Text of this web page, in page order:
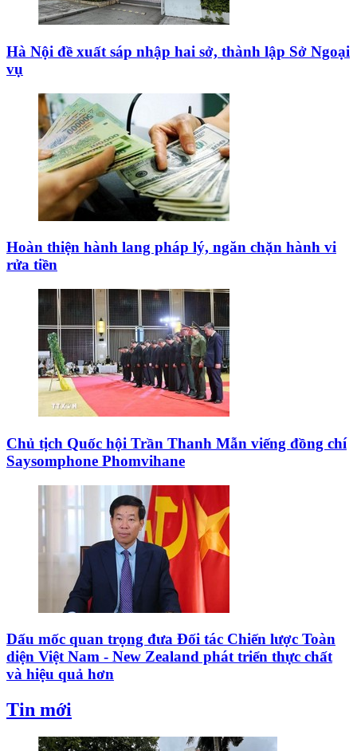
Hà Nội đề xuất sáp nhập hai sở, thành lập Sở Ngoại
vụ
Hoàn thiện hành lang pháp lý, ngăn chặn hành vi
rửa tiền
Chủ tịch Quốc hội Trần Thanh Mẫn viếng đồng chí
Saysomphone Phomvihane
Dấu mốc quan trọng đưa Đối tác Chiến lược Toàn
diện Việt Nam - New Zealand phát triển thực chất
và hiệu quả hơn
Tin mới